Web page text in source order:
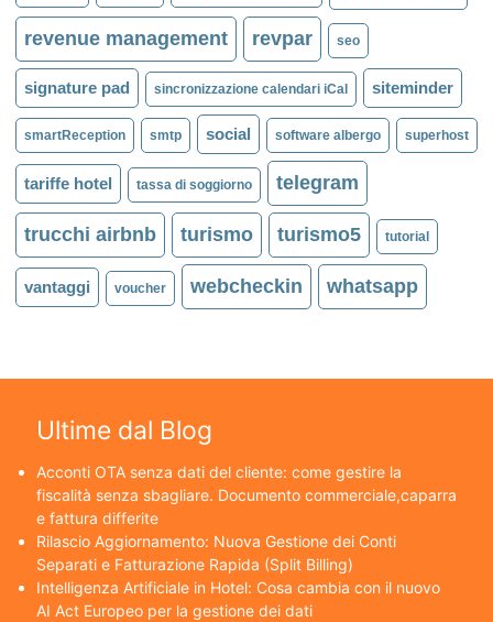
revenue management revpar seo
signature pad sincronizzazione calendari iCal siteminder
smartReception smtp social software albergo superhost
tariffe hotel tassa di soggiorno telegram
trucchi airbnb turismo turismo5 tutorial
vantaggi voucher webcheckin whatsapp
Ultime dal Blog
Acconti OTA senza dati del cliente: come gestire la
fiscalità senza sbagliare. Documento commerciale,caparra
e fattura differite
Rilascio Aggiornamento: Nuova Gestione dei Conti
Separati e Fatturazione Rapida (Split Billing)
Intelligenza Artificiale in Hotel: Cosa cambia con il nuovo
AI Act Europeo per la gestione dei dati